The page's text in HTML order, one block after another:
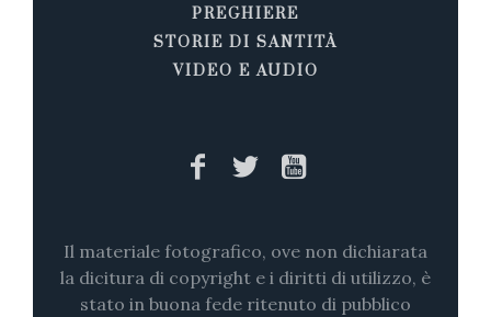
PREGHIERE
STORIE DI SANTITÀ
VIDEO E AUDIO
Il materiale fotografico, ove non dichiarata
la dicitura di copyright e i diritti di utilizzo, è
stato in buona fede ritenuto di pubblico